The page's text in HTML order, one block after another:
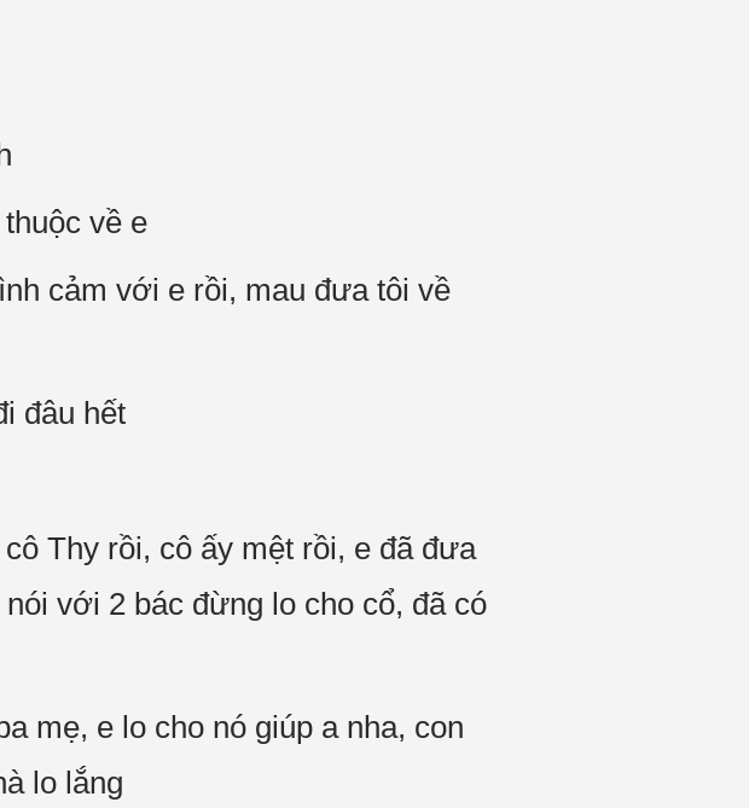
về e
cảm với e rồi, mau đưa tôi về
đâu hết
Thy rồi, cô ấy mệt rồi, e đã đưa
với 2 bác đừng lo cho cổ, đã có
mẹ, e lo cho nó giúp a nha, con
lo lắng